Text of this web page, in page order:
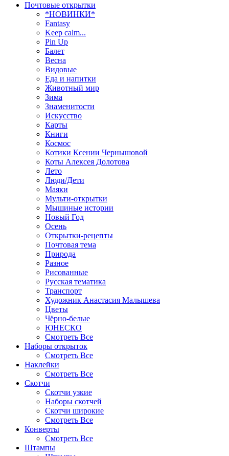
Почтовые открытки
*НОВИНКИ*
Fantasy
Keep calm...
Pin Up
Балет
Весна
Видовые
Еда и напитки
Животный мир
Зима
Знаменитости
Искусство
Карты
Книги
Космос
Котики Ксении Чернышовой
Коты Алексея Долотова
Лето
Люди/Дети
Маяки
Мульти-открытки
Мышиные истории
Новый Год
Осень
Открытки-рецепты
Почтовая тема
Природа
Разное
Рисованные
Русская тематика
Транспорт
Художник Анастасия Малышева
Цветы
Чёрно-белые
ЮНЕСКО
Смотреть Все
Наборы открыток
Смотреть Все
Наклейки
Смотреть Все
Скотчи
Скотчи узкие
Наборы скотчей
Скотчи широкие
Смотреть Все
Конверты
Смотреть Все
Штампы